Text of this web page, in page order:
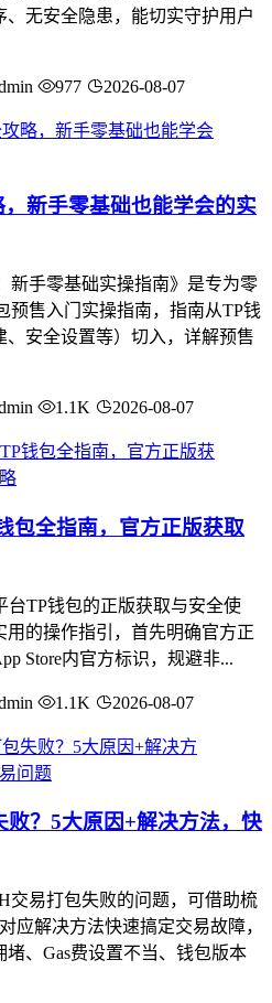
无安全隐患，能切实守护用户
977 2026-08-07
新手零基础也能学会的实
新手零基础实操指南》是专为零
预售入门实操指南，指南从TP钱
、安全设置等）切入，详解预售
1.1K 2026-08-07
包全指南，官方正版获取
台TP钱包的正版获取与安全使
用的操作指引，首先明确官方正
Store内官方标识，规避非...
1.1K 2026-08-07
？5大原因+解决方法，快
交易打包失败的问题，可借助梳
应解决方法快速搞定交易故障，
、Gas费设置不当、钱包版本